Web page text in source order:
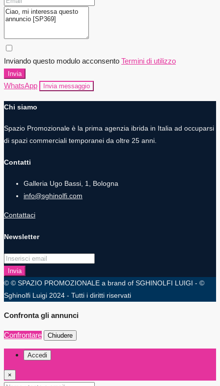
Inviando questo modulo acconsento Termini di utilizzo
Invia
WhatsApp Invia messaggio
Chi siamo
Spazio Promozionale è la prima agenzia ibrida in Italia ad occuparsi
di spazi commerciali temporanei da oltre 25 anni.
Contatti
Galleria Ugo Bassi, 1, Bologna
info@sghinolfi.com
Contattaci
Newsletter
Invia
© © SPAZIO PROMOZIONALE a brand of SGHINOLFI LUIGI - ©
Sghinolfi Luigi 2024 - Tutti i diritti riservati
Confronta gli annunci
Confrontare Chiudere
Accedi
×